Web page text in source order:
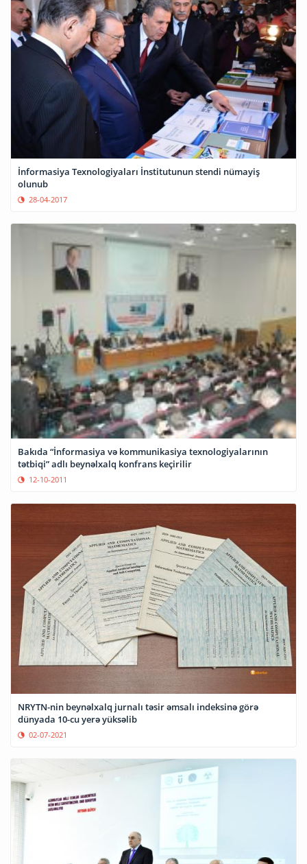
İnformasiya Texnologiyaları İnstitutunun stendi nümayiş
olunub
28-04-2017
Bakıda “İnformasiya və kommunikasiya texnologiyalarının
tətbiqi” adlı beynəlxalq konfrans keçirilir
12-10-2011
NRYTN-nin beynəlxalq jurnalı təsir əmsalı indeksinə görə
dünyada 10-cu yerə yüksəlib
02-07-2021